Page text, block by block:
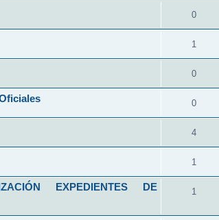
0
1
0
0
4
1
EXPEDIENTES DE
1